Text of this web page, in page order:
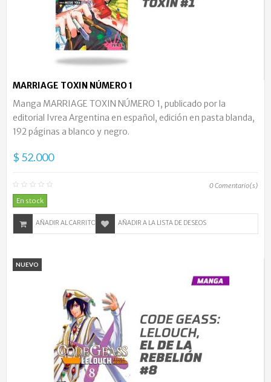
MARRIAGE TOXIN NÚMERO 1
Manga MARRIAGE TOXIN NÚMERO 1, publicado por la
editorial Ivrea Argentina en español, edición en pasta blanda,
192 páginas a blanco y negro.
$ 52.000
0Comentario(s)
En stock
AÑADIR AL CARRITO AÑADIR A LA LISTA DE DESEOS
NUEVO